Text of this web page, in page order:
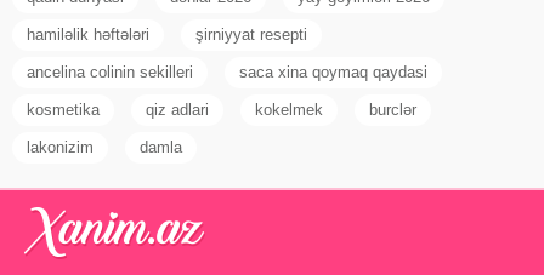
hamiləlik həftələri şirniyyat resepti
ancelina colinin sekilleri saca xina qoymaq qaydasi
kosmetika qiz adlari kokelmek burclər
lakonizim damla